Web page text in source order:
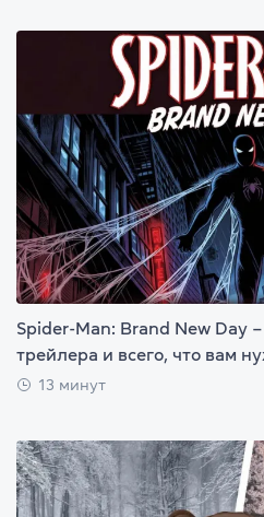
Spider-Man: Brand New Day
трейлера и всего, что вам
13 минут